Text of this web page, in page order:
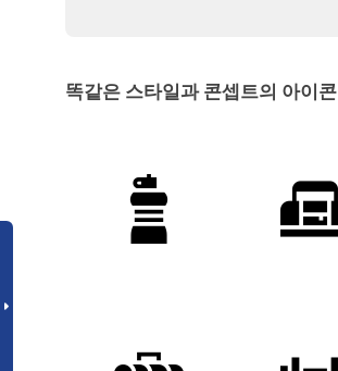
똑같은 스타일과 콘셉트의 아이콘